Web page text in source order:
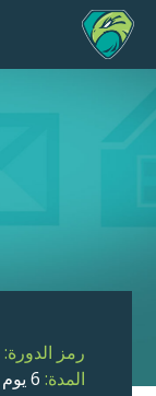
رمز الدورة:
المدة: 6 يوم / 48 ساعة